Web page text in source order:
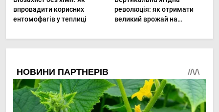
впровадити корисних
ентомофагів у теплиці
революція: як отримати
великий врожай на